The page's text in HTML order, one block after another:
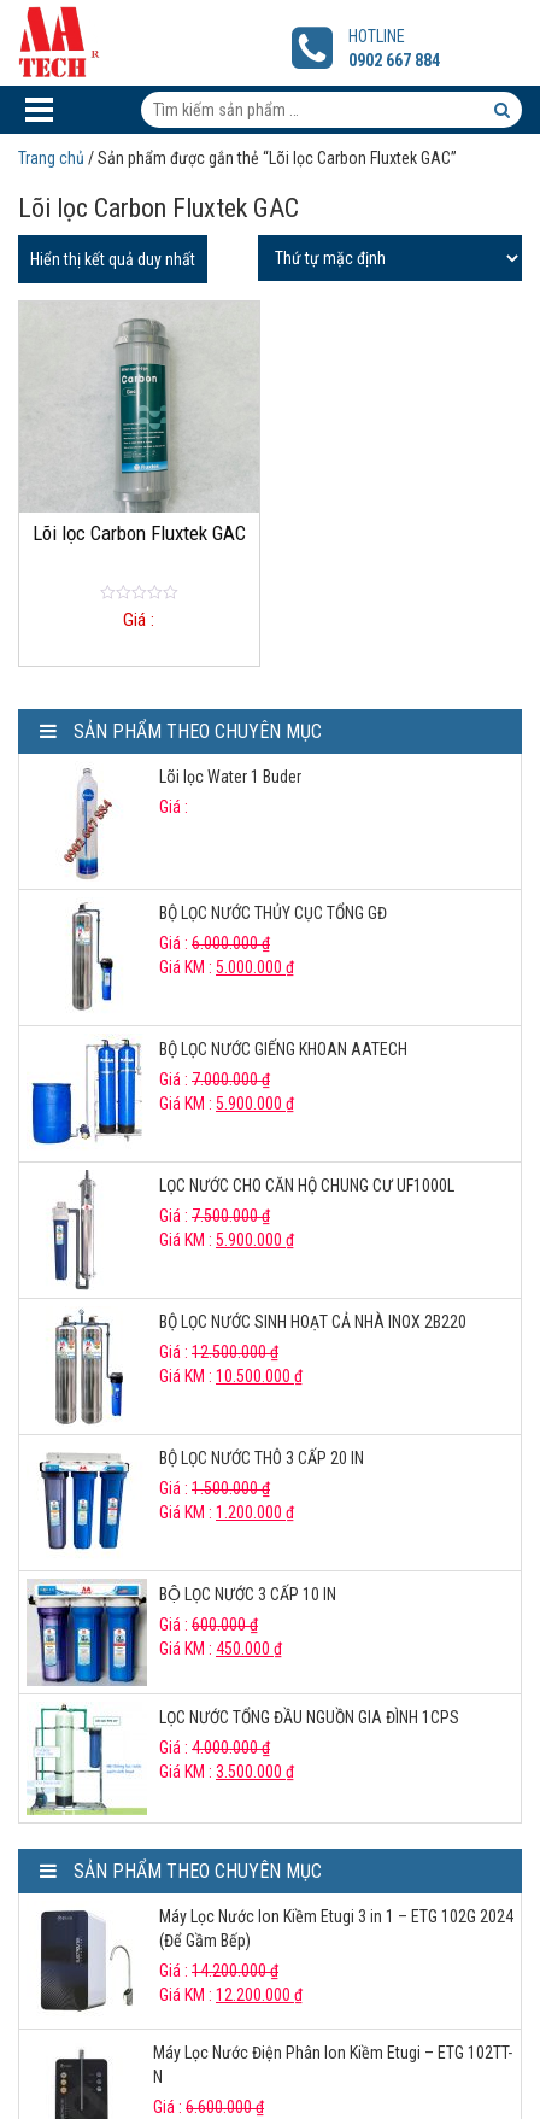
Lõi
lọc
Carbon
Fluxtek
GAC
HOTLINE
0902 667 884
Tìm
phẩm:
phẩm
Trang chủ / Sản phẩm được gắn thẻ “Lõi lọc Carbon Fluxtek GAC”
Lõi lọc Carbon Fluxtek GAC
Hiển thị kết quả duy nhất
Lõi lọc Carbon Fluxtek GAC
o
Giá :
SẢN PHẨM THEO CHUYÊN MỤC
Lõi lọc Water 1 Buder
Giá :
BỘ LỌC NƯỚC THỦY CỤC TỔNG GĐ
Giá : 6.000.000₫
Giá KM : 5.000.000 ₫
BỘ LỌC NƯỚC GIẾNG KHOAN AATECH
Giá : 7.000.000₫
Giá KM : 5.900.000 ₫
LỌC NƯỚC CHO CĂN HỘ CHUNG CƯ UF1000L
Giá : 7.500.000₫
Giá KM : 5.900.000 ₫
BỘ LỌC NƯỚC SINH HOẠT CẢ NHÀ INOX 2B220
Giá : 12.500.000₫
Giá KM : 10.500.000 ₫
BỘ LỌC NƯỚC THÔ 3 CẤP 20 IN
Giá : 1.500.000₫
Giá KM : 1.200.000 ₫
BỘ LỌC NƯỚC 3 CẤP 10 IN
Giá : 600.000₫
Giá KM : 450.000 ₫
LỌC NƯỚC TỔNG ĐẦU NGUỒN GIA ĐÌNH 1CPS
Giá : 4.000.000₫
Giá KM : 3.500.000 ₫
SẢN PHẨM THEO CHUYÊN MỤC
Máy Lọc Nước Ion Kiềm Etugi 3 in 1 – ETG 102G 2024
(Để Gầm Bếp)
Giá : 14.200.000₫
Giá KM : 12.200.000 ₫
Máy Lọc Nước Điện Phân Ion Kiềm Etugi – ETG 102TT-
N
Giá : 6.600.000₫